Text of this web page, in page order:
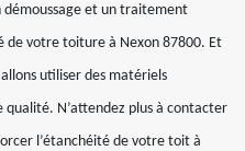
démoussage et un traitement
de votre toiture à Nexon 87800. Et
utiliser des matériels
qualité. N’attendez plus à contacter
l’étanchéité de votre toit à